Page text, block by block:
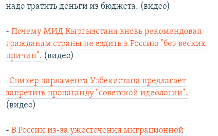
надо тратить деньги из бюджета. (видео)
- Почему МИД Кыргызстана вновь рекомендовал
гражданам страны не ездить в Россию "без веских
причин". (видео)
-Спикер парламента Узбекистана предлагает
запретить пропаганду "советской идеологии".
(видео)
- В России из-за ужесточения миграционной